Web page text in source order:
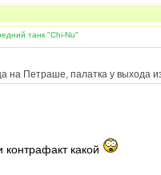
танк "Chi-Nu"
на Петраше, палатка у выхода
какой